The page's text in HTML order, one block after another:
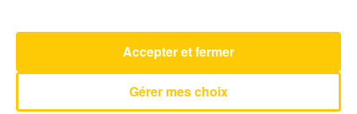
MARC LAVOINE
Gérer mes choix
Accepter et fermer